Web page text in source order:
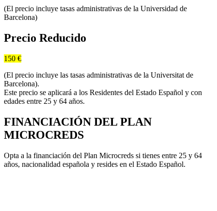
(El precio incluye tasas administrativas de la Universidad de
Barcelona)
Precio Reducido
150 €
(El precio incluye las tasas administrativas de la Universitat de
Barcelona).
Este precio se aplicará a los Residentes del Estado Español y con
edades entre 25 y 64 años.
FINANCIACIÓN DEL PLAN
MICROCREDS
Opta a la financiación del Plan Microcreds si tienes entre 25 y 64
años, nacionalidad española y resides en el Estado Español.